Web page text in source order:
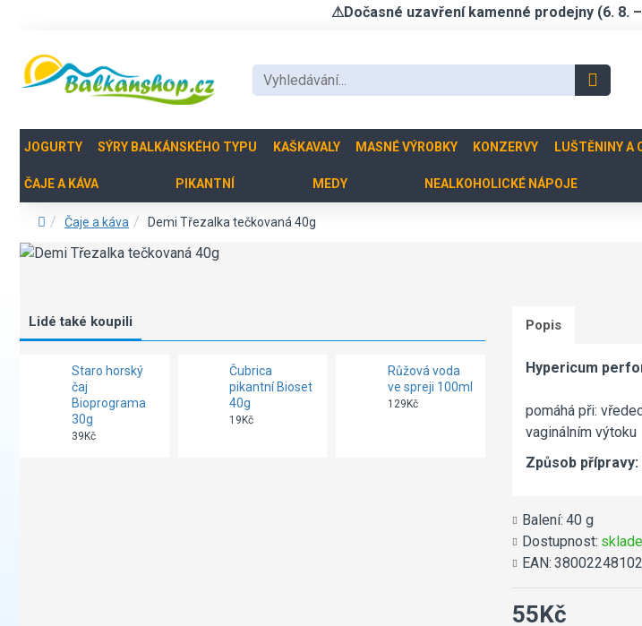
⚠Dočasné uzavření kamenné prodejny (6. 8.
JOGURTY SÝRY BALKÁNSKÉHO TYPU KAŠKAVALY MASNÉ VÝROBKY KONZERVY LUŠTĚNINY A
ČAJE A KÁVA PIKANTNÍ MEDY NEALKOHOLICKÉ NÁPOJE
Čaje a káva Demi Třezalka tečkovaná 40g
Lidé také koupili
Staro horský
čaj
Bioprograma
30g
39Kč
Čubrica
pikantní Bioset
40g
19Kč
Růžová voda
ve spreji 100ml
129Kč
Petržel 10 g
Popis
Hypericum
pomáhá při:
vaginálním výtoku
Způsob přípravy:
Balení: 40 g
Dostupnost:
EAN:
55Kč